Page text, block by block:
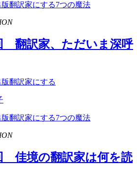
翻訳家にする7つの魔法
翻訳家、ただいま深呼
翻訳家にする
翻訳家にする7つの魔法
佳境の翻訳家は何を読